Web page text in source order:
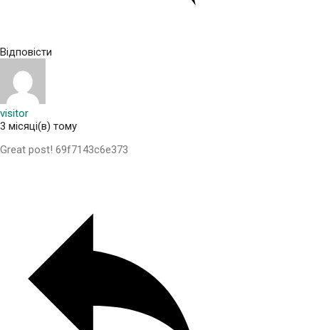
Відповісти
visitor
3 місяці(в) тому
Great post! 69f7143c6e373